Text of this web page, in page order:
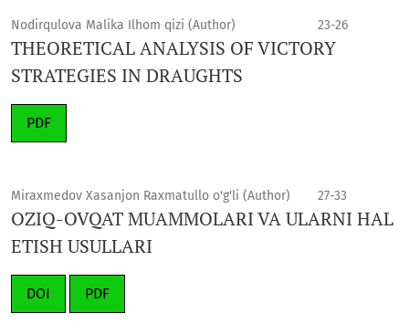
Nodirqulova Malika Ilhom qizi (Author) 23-26
THEORETICAL ANALYSIS OF VICTORY
STRATEGIES IN DRAUGHTS
PDF
Miraxmedov Xasanjon Raxmatullo o'g'li (Author) 27-33
OZIQ-OVQAT MUAMMOLARI VA ULARNI HAL
ETISH USULLARI
DOI PDF